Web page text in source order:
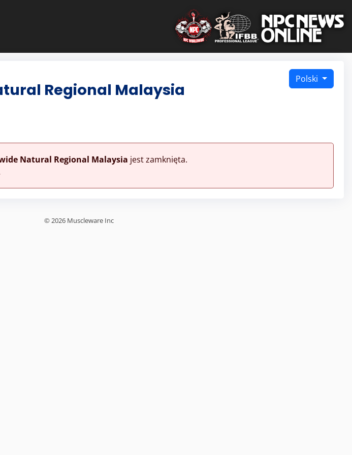
Polski
Regional Malaysia
Natural Regional Malaysia jest zamknięta.
© 2026 Muscleware Inc